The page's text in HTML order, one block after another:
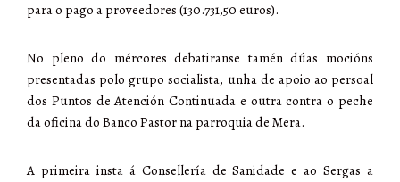
para o pago a proveedores (130.731,50 euros).
No pleno do mércores debatiranse tamén dúas mocións
presentadas polo grupo socialista, unha de apoio ao persoal
dos Puntos de Atención Continuada e outra contra o peche
da oficina do Banco Pastor na parroquia de Mera.
A primeira insta á Consellería de Sanidade e ao Sergas a